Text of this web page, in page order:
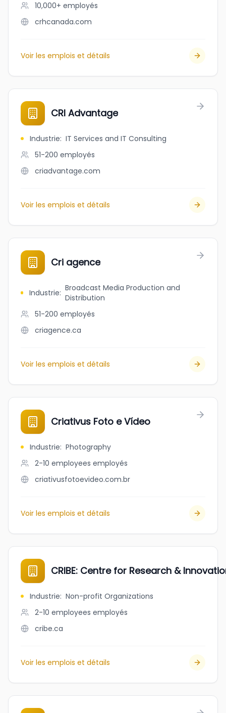
10,000+ employés
crhcanada.com
Voir les emplois et détails
CRI Advantage
Industrie: IT Services and IT Consulting
51-200 employés
criadvantage.com
Voir les emplois et détails
Cri agence
Industrie: Broadcast Media Production and
Distribution
51-200 employés
criagence.ca
Voir les emplois et détails
Criativus Foto e Vídeo
Industrie: Photography
2-10 employees employés
criativusfotoevideo.com.br
Voir les emplois et détails
CRIBE: Centre for Research &
Industrie: Non-profit Organizations
2-10 employees employés
cribe.ca
Voir les emplois et détails